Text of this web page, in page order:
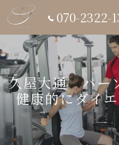
070-2322-
久屋大通 パー
健康的にダイ